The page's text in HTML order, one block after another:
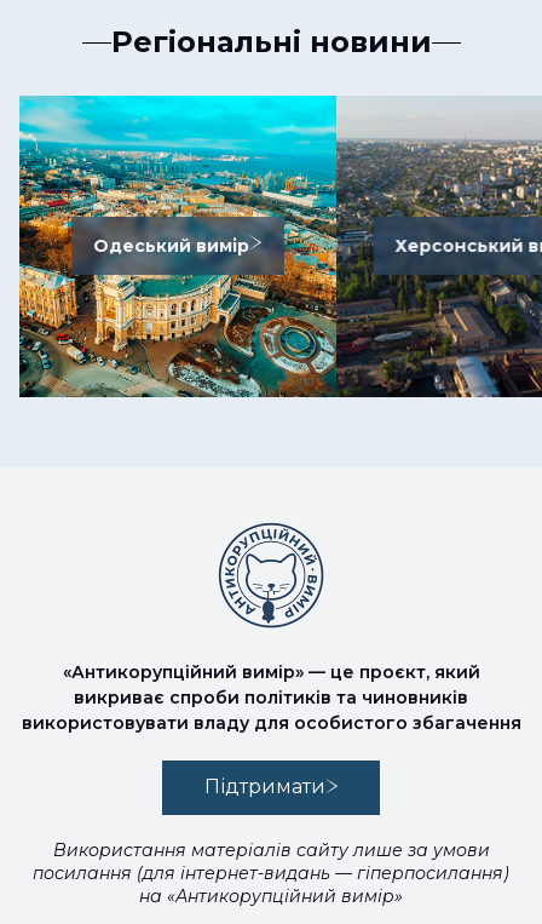
Регіональні новини
Одеський вимір Херсонський
«Антикорупційний вимір» — це проєкт, який
викриває спроби політиків та чиновників
використовувати владу для особистого збагачення
Підтримати
Використання матеріалів сайту лише за умови
посилання (для інтернет-видань — гіперпосилання)
на «Антикорупційний вимір»